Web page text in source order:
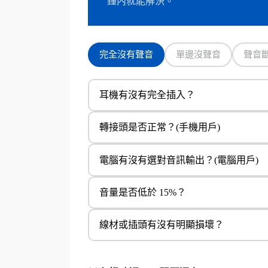
完全沒有聲音 單邊沒聲音 聲音
耳機有沒有完全插入？
轉接頭是否正常？(手機用戶)
電腦有沒有選對音訊輸出？(電腦用戶)
音量是否低於 15%？
線材或插頭有沒有明顯損壞？